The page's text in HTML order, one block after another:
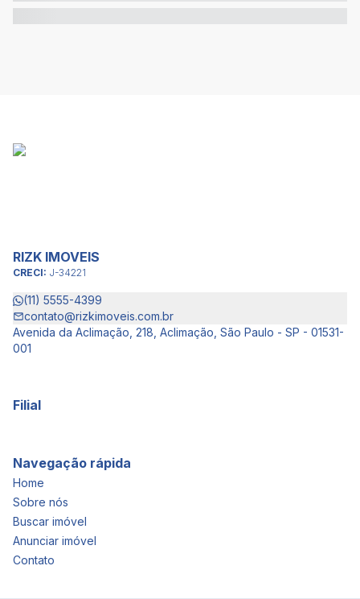
RIZK IMOVEIS
CRECI: J-34221
(11) 5555-4399
contato@rizkimoveis.com.br
Avenida da Aclimação, 218, Aclimação, São Paulo - SP - 01531-
001
Filial
Navegação rápida
Home
Sobre nós
Buscar imóvel
Anunciar imóvel
Contato